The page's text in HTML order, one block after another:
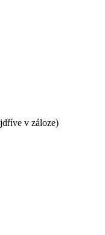
v záloze)